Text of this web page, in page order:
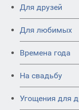
Для друзей
Для любимых
Времена года
На свадьбу
Угощения для